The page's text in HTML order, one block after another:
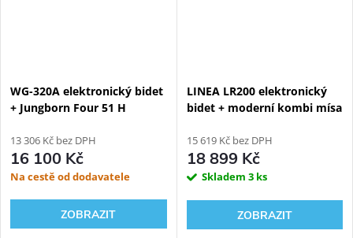
WG-320A elektronický bidet
+ Jungborn Four 51 H
13 306 Kč bez DPH
16 100 Kč
Na cestě od dodavatele
ZOBRAZIT
LINEA LR200 elektronický
bidet + moderní kombi mísa
15 619 Kč bez DPH
18 899 Kč
Skladem 3 ks
ZOBRAZIT